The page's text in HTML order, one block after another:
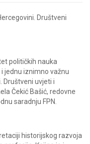
Društveni
političkih nauka
jednu iznimno važnu
Društveni uvjeti i
Čekić Bašić, redovne
saradnju FPN.
historijskog razvoja